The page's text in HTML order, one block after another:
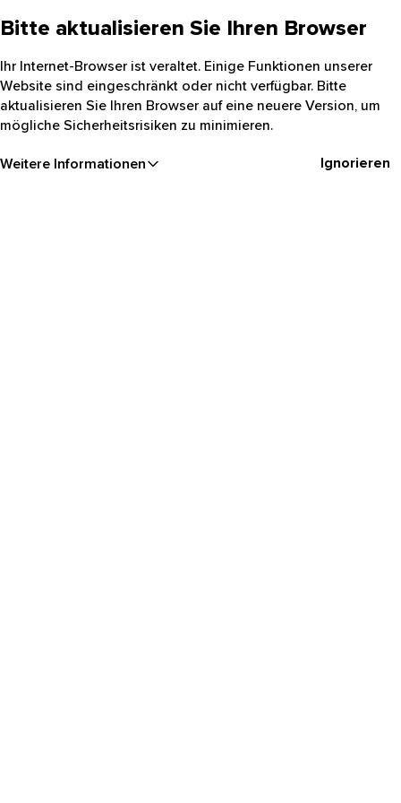
Bitte aktualisieren Sie Ihren Browser
Ihr Internet-Browser ist veraltet. Einige Funktionen unserer
Website sind eingeschränkt oder nicht verfügbar. Bitte
aktualisieren Sie Ihren Browser auf eine neuere Version, um
mögliche Sicherheitsrisiken zu minimieren.
Weitere Informationen Ignorieren